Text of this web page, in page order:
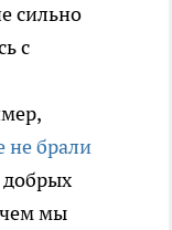
сильно
с
не брали
мы